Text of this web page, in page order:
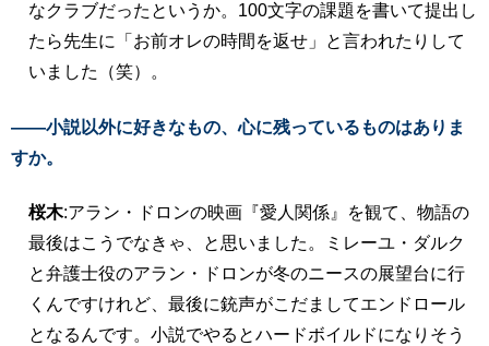
なクラブだったというか。100文字の課題を書いて提出し
たら先生に「お前オレの時間を返せ」と言われたりして
いました（笑）。
――小説以外に好きなもの、心に残っているものはありま
すか。
桜木:アラン・ドロンの映画『愛人関係』を観て、物語の
最後はこうでなきゃ、と思いました。ミレーユ・ダルク
と弁護士役のアラン・ドロンが冬のニースの展望台に行
くんですけれど、最後に銃声がこだましてエンドロール
となるんです。小説でやるとハードボイルドになりそう